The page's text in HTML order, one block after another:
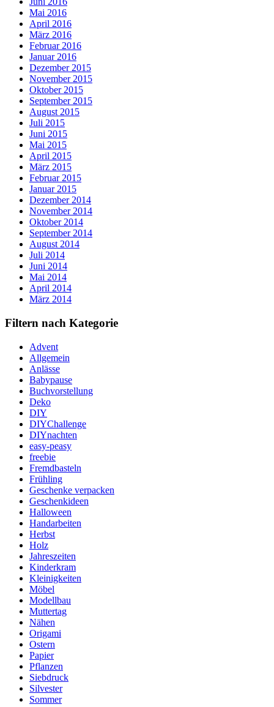
Mai 2016
April 2016
März 2016
Februar 2016
Januar 2016
Dezember 2015
November 2015
Oktober 2015
September 2015
August 2015
Juli 2015
Juni 2015
Mai 2015
April 2015
März 2015
Februar 2015
Januar 2015
Dezember 2014
November 2014
Oktober 2014
September 2014
August 2014
Juli 2014
Juni 2014
Mai 2014
April 2014
März 2014
Filtern nach Kategorie
Advent
Allgemein
Anlässe
Babypause
Buchvorstellung
Deko
DIY
DIYChallenge
DIYnachten
easy-peasy
freebie
Fremdbasteln
Frühling
Geschenke verpacken
Geschenkideen
Halloween
Handarbeiten
Herbst
Holz
Jahreszeiten
Kinderkram
Kleinigkeiten
Möbel
Modellbau
Muttertag
Nähen
Origami
Ostern
Papier
Pflanzen
Siebdruck
Silvester
Sommer